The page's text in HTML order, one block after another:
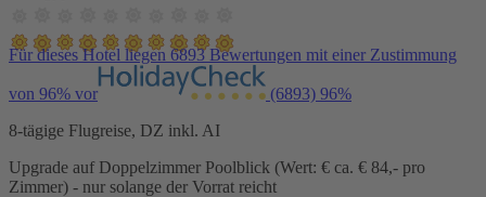
Für dieses Hotel liegen 6893 Bewertungen mit einer Zustimmung
von 96% vor (6893) 96%
8-tägige Flugreise, DZ inkl. AI
Upgrade auf Doppelzimmer Poolblick (Wert: € ca. € 84,- pro
Zimmer) - nur solange der Vorrat reicht